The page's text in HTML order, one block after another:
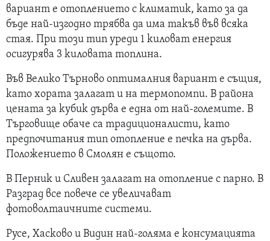
вариант е отоплението с климатик, като за да
бъде най-изгодно трябва да има такъв във всяка
стая. При този тип уреди 1 киловат енергия
осигурява 3 киловата топлина.
Във Велико Търново оптималния вариант е същия,
като хората залагат и на термопомпи. В района
цената за кубик дърва е една от най-големите. В
Търговище обаче са традиционалисти, като
предпочитания тип отопление е печка на дърва.
Положението в Смолян е същото.
В Перник и Сливен залагат на отопление с парно. В
Разград все повече се увеличават
фотоволтаичните системи.
Русе, Хасково и Видин най-голяма е консумацията